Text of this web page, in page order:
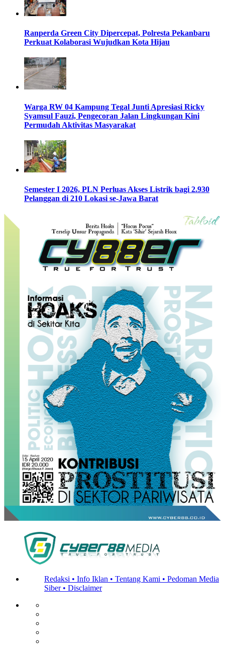
Ranperda Green City Dipercepat, Polresta Pekanbaru
Perkuat Kolaborasi Wujudkan Kota Hijau
Warga RW 04 Kampung Tegal Junti Apresiasi Ricky
Syamsul Fauzi, Pengecoran Jalan Lingkungan Kini
Permudah Aktivitas Masyarakat
Semester I 2026, PLN Perluas Akses Listrik bagi 2.930
Pelanggan di 210 Lokasi se-Jawa Barat
Redaksi • Info Iklan • Tentang Kami • Pedoman Media
Siber • Disclaimer